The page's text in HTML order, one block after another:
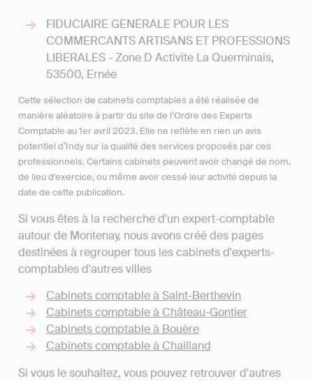
FIDUCIAIRE GENERALE POUR LES
COMMERCANTS ARTISANS ET PROFESSIONS
LIBERALES - Zone D Activite La Querminais,
53500, Ernée
Cette sélection de cabinets comptables a été réalisée de
manière aléatoire à partir du site de l’Ordre des Experts
Comptable au 1er avril 2023. Elle ne reflète en rien un avis
potentiel d’Indy sur la qualité des services proposés par ces
professionnels. Certains cabinets peuvent avoir changé de nom,
de lieu d'exercice, ou même avoir cessé leur activité depuis la
date de cette publication.
Si vous êtes à la recherche d'un expert-comptable
autour de Montenay, nous avons créé des pages
destinées à regrouper tous les cabinets d'experts-
comptables d'autres villes
Cabinets comptable à Saint-Berthevin
Cabinets comptable à Château-Gontier
Cabinets comptable à Bouère
Cabinets comptable à Chailland
Si vous le souhaitez, vous pouvez retrouver d'autres